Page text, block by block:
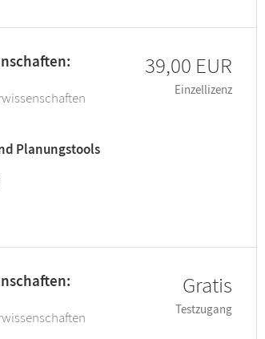
Planungstools
39,00 EUR
Einzellizenz
Gratis
Testzugang